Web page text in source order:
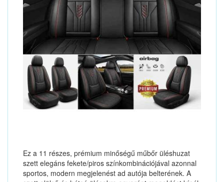
Ez a 11 részes, prémium minőségű műbőr üléshuzat
szett elegáns fekete/piros színkombinációjával azonnal
sportos, modern megjelenést ad autója belterének. A